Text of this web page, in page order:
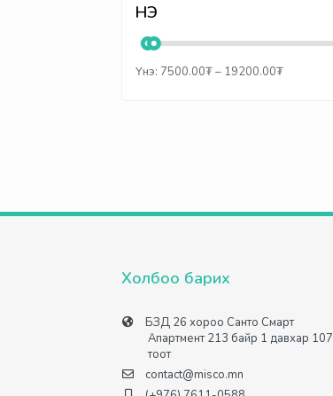
ҮНЭ
Үнэ: 7500.00₮– 19200.00₮
Холбоо барих
БЗД 26 хороо Санто Смарт
Апартмент 213 байр 1 давхар 107
тоот
contact@misco.mn